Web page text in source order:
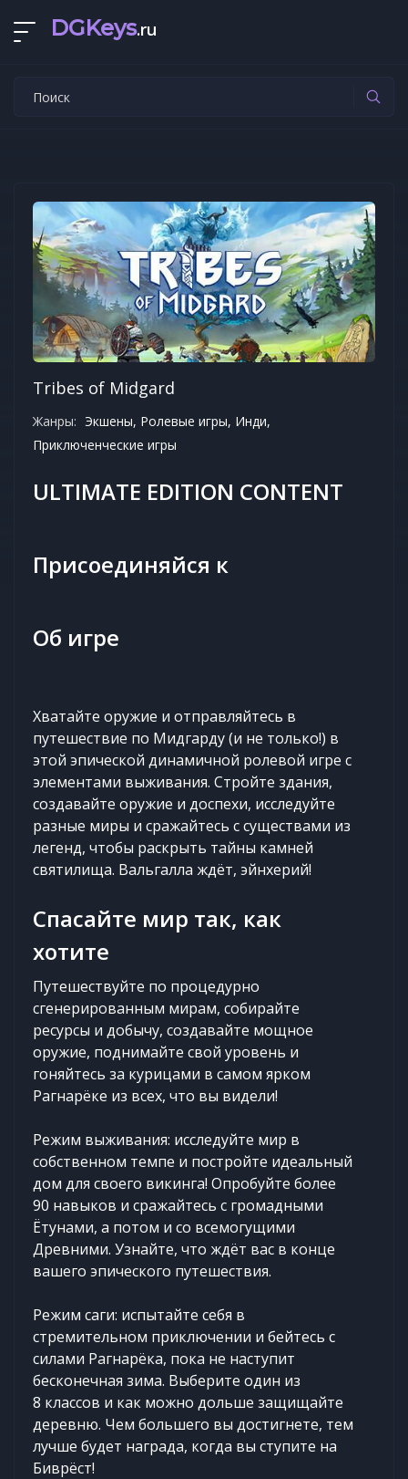
DGKeys.ru
Tribes of Midgard
Жанры: Экшены, Ролевые игры, Инди,
Приключенческие игры
ULTIMATE EDITION CONTENT
Присоединяйся к
Об игре
Хватайте оружие и отправляйтесь в
путешествие по Мидгарду (и не только!) в
этой эпической динамичной ролевой игре с
элементами выживания. Стройте здания,
создавайте оружие и доспехи, исследуйте
разные миры и сражайтесь с существами из
легенд, чтобы раскрыть тайны камней
святилища. Вальгалла ждёт, эйнхерий!
Спасайте мир так, как
хотите
Путешествуйте по процедурно
сгенерированным мирам, собирайте
ресурсы и добычу, создавайте мощное
оружие, поднимайте свой уровень и
гоняйтесь за курицами в самом ярком
Рагнарёке из всех, что вы видели!
Режим выживания: исследуйте мир в
собственном темпе и постройте идеальный
дом для своего викинга! Опробуйте более
90 навыков и сражайтесь с громадными
Ётунами, а потом и со всемогущими
Древними. Узнайте, что ждёт вас в конце
вашего эпического путешествия.
Режим саги: испытайте себя в
стремительном приключении и бейтесь с
силами Рагнарёка, пока не наступит
бесконечная зима. Выберите один из
8 классов и как можно дольше защищайте
деревню. Чем большего вы достигнете, тем
лучше будет награда, когда вы ступите на
Биврёст!